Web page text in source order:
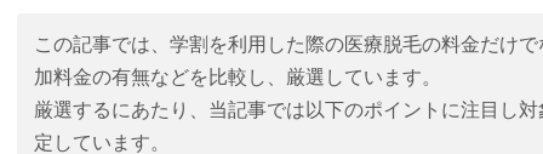
この記事では、学割を利用した際の医療脱毛の料金だけ
加料金の有無などを比較し、厳選しています。
厳選するにあたり、当記事では以下のポイントに注目し
定しています。